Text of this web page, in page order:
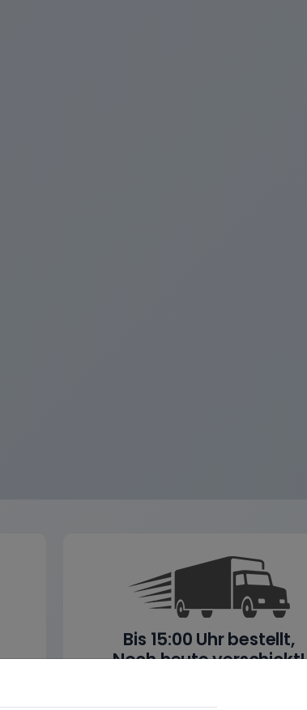
Bis 15:00 Uhr bestellt,
Noch heute verschickt!
Mo-Fr bei Zahlung bis 15:00 Uhr